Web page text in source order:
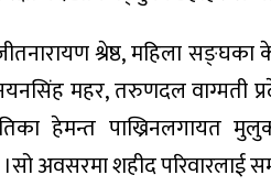
श्रेष्ठ, महिला सङ्घका
महर, तरुणदल वाग्मती
हेमन्त पाख्रिनलगायत
अवसरमा शहीद परिवारलाई